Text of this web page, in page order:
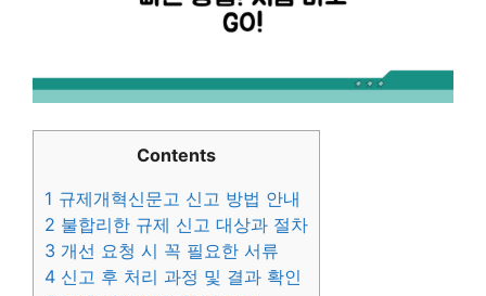
Contents
1 규제개혁신문고 신고 방법 안내
2 불합리한 규제 신고 대상과 절차
3 개선 요청 시 꼭 필요한 서류
4 신고 후 처리 과정 및 결과 확인